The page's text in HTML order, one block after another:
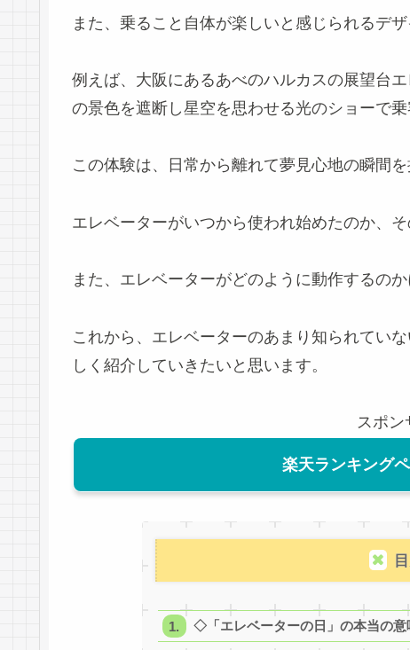
また、乗ること自体が楽しいと感じられるデザ
例えば、大阪にあるあべのハルカスの展望台
の景色を遮断し星空を思わせる光のショーで乗
この体験は、日常から離れて夢見心地の瞬間を
エレベーターがいつから使われ始めたのか、
また、エレベーターがどのように動作するの
これから、エレベーターのあまり知られてい
しく紹介していきたいと思います。
スポン
楽天ランキング
◇「エレベーターの日」の本当の